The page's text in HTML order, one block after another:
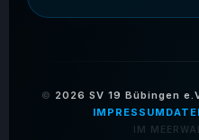
© 2026 SV 19 Bübingen
IMPRESSUM
IM